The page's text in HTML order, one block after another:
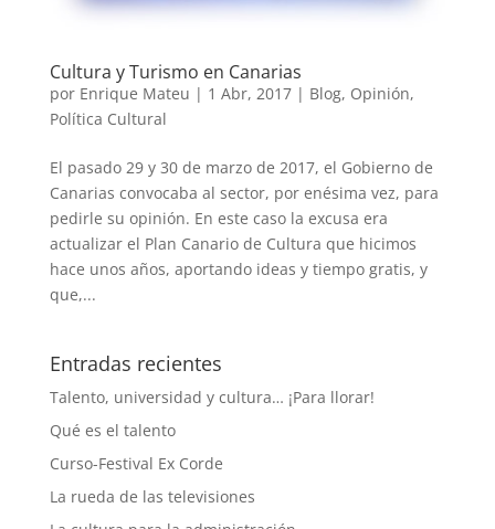
Cultura y Turismo en Canarias
por Enrique Mateu | 1 Abr, 2017| Blog, Opinión,
Política Cultural
El pasado 29 y 30 de marzo de 2017, el Gobierno de
Canarias convocaba al sector, por enésima vez, para
pedirle su opinión. En este caso la excusa era
actualizar el Plan Canario de Cultura que hicimos
hace unos años, aportando ideas y tiempo gratis, y
que,...
Entradas recientes
Talento, universidad y cultura… ¡Para llorar!
Qué es el talento
Curso-Festival Ex Corde
La rueda de las televisiones